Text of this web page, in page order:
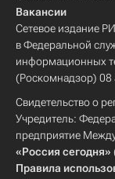
Вакансии
Сетевое издание
в Федеральной
информационных
(Роскомнадзор) 08
Свидетельство о
Учредитель:
предприятие
«Россия сегодня»
Правила